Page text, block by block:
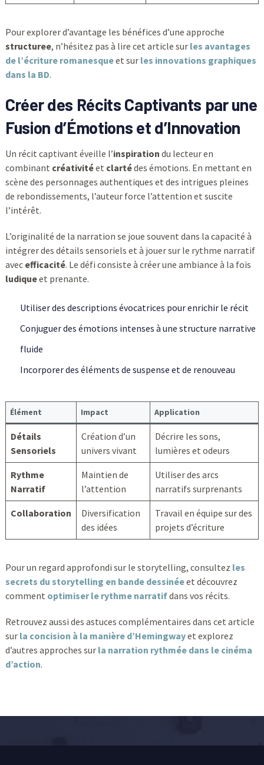
Pour explorer d’avantage les bénéfices d’une approche
structuree, n’hésitez pas à lire cet article sur les avantages
de l’écriture romanesqueet sur les innovations graphiques
dans la BD.
Créer des Récits Captivants par une
Fusion d’Émotions et d’Innovation
Un récit captivant éveille l’inspiration du lecteur en
combinant créativitéet clartédes émotions. En mettant en
scène des personnages authentiques et des intrigues pleines
de rebondissements, l’auteur force l’attention et suscite
l’intérêt.
L’originalité de la narration se joue souvent dans la capacité à
intégrer des détails sensoriels et à jouer sur le rythme narratif
avec efficacité. Le défi consiste à créer une ambiance à la fois
ludiqueet prenante.
Utiliser des descriptions évocatrices pour enrichir le récit
Conjuguer des émotions intenses à une structure narrative
fluide
Incorporer des éléments de suspense et de renouveau
Élément Impact Application
Détails
Sensoriels
Création d’un
univers vivant
Décrire les sons,
lumières et odeurs
Rythme
Narratif
Maintien de
l’attention
Utiliser des arcs
narratifs surprenants
Collaboration
Diversification
des idées
Travail en équipe sur des
projets d’écriture
Pour un regard approfondi sur le storytelling, consultez les
secrets du storytelling en bande dessinéeet découvrez
comment optimiser le rythme narratifdans vos récits.
Retrouvez aussi des astuces complémentaires dans cet article
sur la concision à la manière d’Hemingwayet explorez
d’autres approches sur la narration rythmée dans le cinéma
d’action.